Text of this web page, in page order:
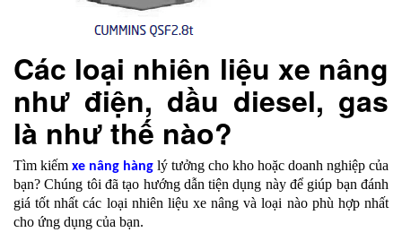
Các loại nhiên liệu xe nâng
như điện, dầu diesel, gas
là như thế nào?
Tìm kiếm xe nâng hàng lý tưởng cho kho hoặc doanh nghiệp của
bạn? Chúng tôi đã tạo hướng dẫn tiện dụng này để giúp bạn đánh
giá tốt nhất các loại nhiên liệu xe nâng và loại nào phù hợp nhất
cho ứng dụng của bạn.